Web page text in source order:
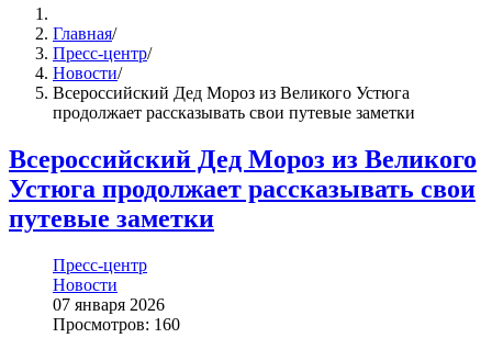
Главная/
Пресс-центр/
Новости/
Всероссийский Дед Мороз из Великого Устюга
продолжает рассказывать свои путевые заметки
Всероссийский Дед Мороз из Великого
Устюга продолжает рассказывать свои
путевые заметки
Пресс-центр
Новости
07 января 2026
Просмотров: 160